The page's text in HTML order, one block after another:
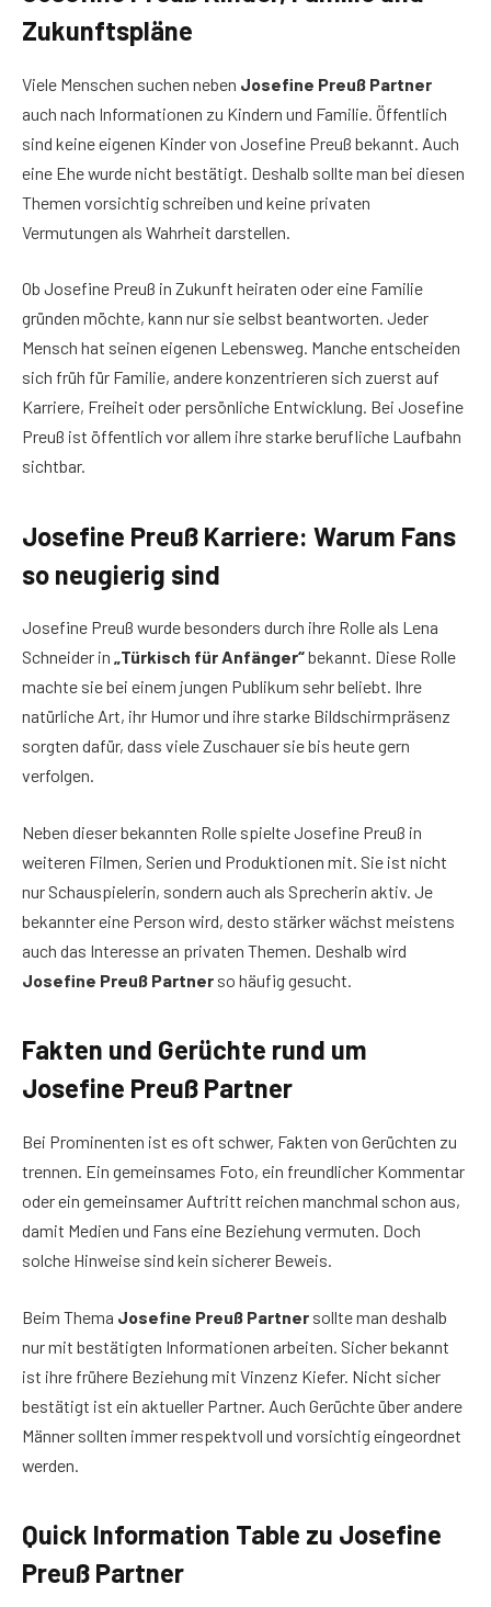
Zukunftspläne
Viele Menschen suchen neben Josefine Preuß Partner
auch nach Informationen zu Kindern und Familie. Öffentlich
sind keine eigenen Kinder von Josefine Preuß bekannt. Auch
eine Ehe wurde nicht bestätigt. Deshalb sollte man bei diesen
Themen vorsichtig schreiben und keine privaten
Vermutungen als Wahrheit darstellen.
Ob Josefine Preuß in Zukunft heiraten oder eine Familie
gründen möchte, kann nur sie selbst beantworten. Jeder
Mensch hat seinen eigenen Lebensweg. Manche entscheiden
sich früh für Familie, andere konzentrieren sich zuerst auf
Karriere, Freiheit oder persönliche Entwicklung. Bei Josefine
Preuß ist öffentlich vor allem ihre starke berufliche Laufbahn
sichtbar.
Josefine Preuß Karriere: Warum Fans
so neugierig sind
Josefine Preuß wurde besonders durch ihre Rolle als Lena
Schneider in „Türkisch für Anfänger“bekannt. Diese Rolle
machte sie bei einem jungen Publikum sehr beliebt. Ihre
natürliche Art, ihr Humor und ihre starke Bildschirmpräsenz
sorgten dafür, dass viele Zuschauer sie bis heute gern
verfolgen.
Neben dieser bekannten Rolle spielte Josefine Preuß in
weiteren Filmen, Serien und Produktionen mit. Sie ist nicht
nur Schauspielerin, sondern auch als Sprecherin aktiv. Je
bekannter eine Person wird, desto stärker wächst meistens
auch das Interesse an privaten Themen. Deshalb wird
Josefine Preuß Partner so häufig gesucht.
Fakten und Gerüchte rund um
Josefine Preuß Partner
Bei Prominenten ist es oft schwer, Fakten von Gerüchten zu
trennen. Ein gemeinsames Foto, ein freundlicher Kommentar
oder ein gemeinsamer Auftritt reichen manchmal schon aus,
damit Medien und Fans eine Beziehung vermuten. Doch
solche Hinweise sind kein sicherer Beweis.
Beim Thema Josefine Preuß Partner sollte man deshalb
nur mit bestätigten Informationen arbeiten. Sicher bekannt
ist ihre frühere Beziehung mit Vinzenz Kiefer. Nicht sicher
bestätigt ist ein aktueller Partner. Auch Gerüchte über andere
Männer sollten immer respektvoll und vorsichtig eingeordnet
werden.
Quick Information Table zu Josefine
Preuß Partner